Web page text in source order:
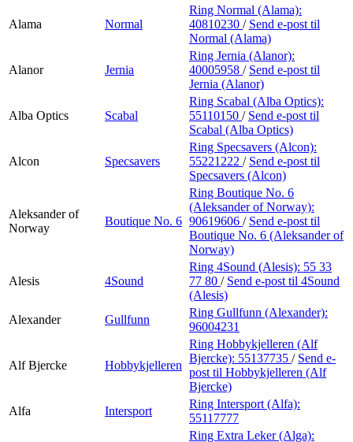
Alama Normal
Ring Normal (Alama):
40810230 / Send e-post til
Normal (Alama)
Alanor Jernia
Ring Jernia (Alanor):
40005958 / Send e-post til
Jernia (Alanor)
Alba Optics Scabal
Ring Scabal (Alba Optics):
55110150 / Send e-post til
Scabal (Alba Optics)
Alcon Specsavers
Ring Specsavers (Alcon):
55221222 / Send e-post til
Specsavers (Alcon)
Aleksander of
Norway
Boutique No. 6
Ring Boutique No. 6
(Aleksander of Norway):
90619606 / Send e-post til
Boutique No. 6 (Aleksander of
Norway)
Alesis 4Sound
Ring 4Sound (Alesis): 55 33
77 80 / Send e-post til 4Sound
(Alesis)
Alexander
Gullfunn
Ring Gullfunn (Alexander):
96004231
Alf Bjercke Hobbykjelleren
Ring Hobbykjelleren (Alf
Bjercke): 55137735 / Send e-
post til Hobbykjelleren (Alf
Bjercke)
Alfa
Intersport
Ring Intersport (Alfa):
55117777
Ring Extra Leker (Alga):